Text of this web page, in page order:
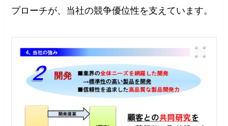
プローチが、当社の競争優位性を支えています。